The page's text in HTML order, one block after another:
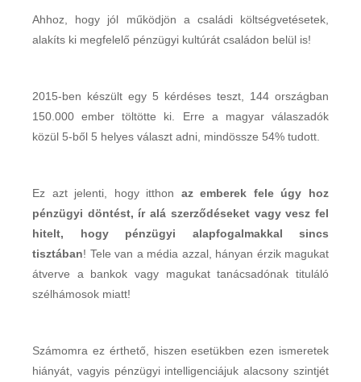
Ahhoz, hogy jól működjön a családi költségvetésetek,
alakíts ki megfelelő pénzügyi kultúrát családon belül is!
2015-ben készült egy 5 kérdéses teszt, 144 országban
150.000 ember töltötte ki. Erre a magyar válaszadók
közül 5-ből 5 helyes választ adni, mindössze 54% tudott.
Ez azt jelenti, hogy itthon az emberek fele úgy hoz
pénzügyi döntést, ír alá szerződéseket vagy vesz fel
hitelt, hogy pénzügyi alapfogalmakkal sincs
tisztában! Tele van a média azzal, hányan érzik magukat
átverve a bankok vagy magukat tanácsadónak tituláló
szélhámosok miatt!
Számomra ez érthető, hiszen esetükben ezen ismeretek
hiányát, vagyis pénzügyi intelligenciájuk alacsony szintjét